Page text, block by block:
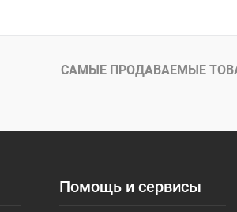
САМЫЕ ПРОДАВАЕМЫЕ
Помощь и сервисы